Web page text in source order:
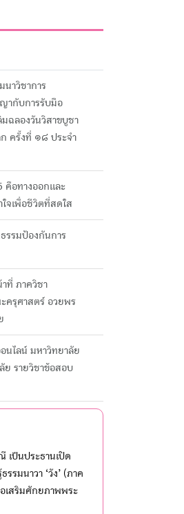
นาวิชาการ
ากับการรับมือ
มฉลองวันวิสาขบูชา
ครั้งที่ ๑๘ ประจำ
คือทางออกและ
ใจเพื่อชีวิตที่สดใส
รรมป้องกันการ
ที่ ภาควิชา
ครุศาสตร์ อวยพร
นไลน์ มหาวิทยาลัย​
ย​ รายวิชาข้อสอบ
เป็นประธานเปิด
รมนาวา ‘วัง’ (ภาค
เสริมศักยภาพพระ